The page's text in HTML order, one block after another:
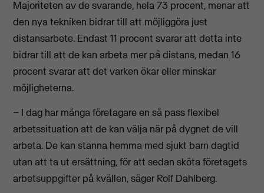
Majoriteten av de svarande, hela 73 procent, menar att
den nya tekniken bidrar till att möjliggöra just
distansarbete. Endast 11 procent svarar att detta inte
bidrar till att de kan arbeta mer på distans, medan 16
procent svarar att det varken ökar eller minskar
möjligheterna.
– I dag har många företagare en så pass flexibel
arbetssituation att de kan välja när på dygnet de vill
arbeta. De kan stanna hemma med sjukt barn dagtid
utan att ta ut ersättning, för att sedan sköta företagets
arbetsuppgifter på kvällen, säger Rolf Dahlberg.